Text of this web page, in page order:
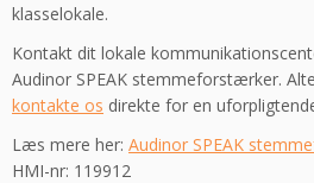
klasselokale.
Kontakt dit lokale
Audinor SPEAK stemmeforstærker.
kontakte os direkte for en
Læs mere her: Audinor SPEAK
HMI-nr: 119912